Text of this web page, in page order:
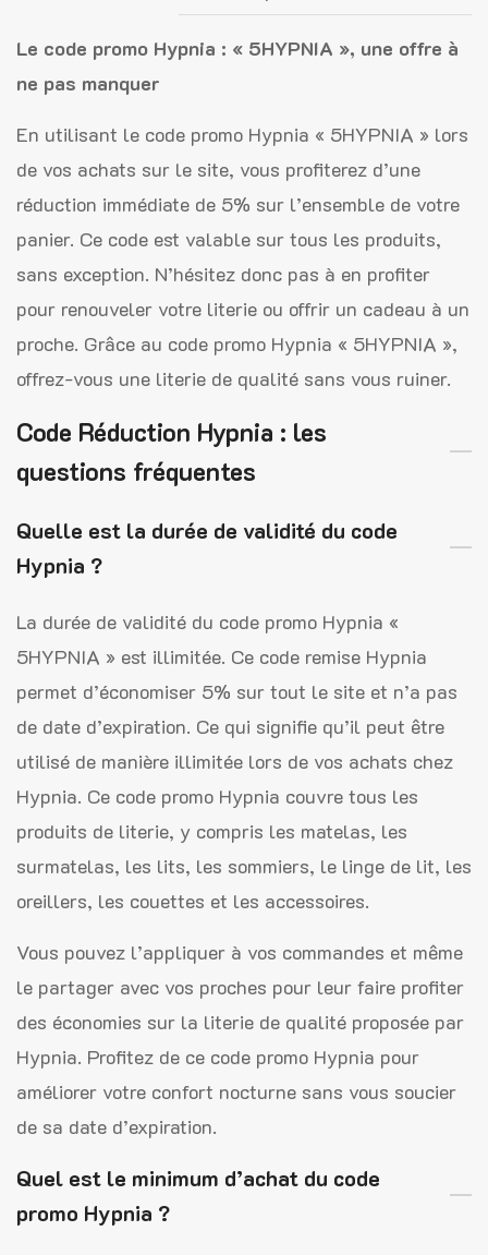
Le code promo Hypnia : « 5HYPNIA », une offre à
ne pas manquer
En utilisant le code promo Hypnia « 5HYPNIA » lors
de vos achats sur le site, vous profiterez d’une
réduction immédiate de 5% sur l’ensemble de votre
panier. Ce code est valable sur tous les produits,
sans exception. N’hésitez donc pas à en profiter
pour renouveler votre literie ou offrir un cadeau à un
proche. Grâce au code promo Hypnia « 5HYPNIA »,
offrez-vous une literie de qualité sans vous ruiner.
Code Réduction Hypnia : les
questions fréquentes
Quelle est la durée de validité du code
Hypnia ?
La durée de validité du code promo Hypnia «
5HYPNIA » est illimitée. Ce code remise Hypnia
permet d’économiser 5% sur tout le site et n’a pas
de date d’expiration. Ce qui signifie qu’il peut être
utilisé de manière illimitée lors de vos achats chez
Hypnia. Ce code promo Hypnia couvre tous les
produits de literie, y compris les matelas, les
surmatelas, les lits, les sommiers, le linge de lit, les
oreillers, les couettes et les accessoires.
Vous pouvez l’appliquer à vos commandes et même
le partager avec vos proches pour leur faire profiter
des économies sur la literie de qualité proposée par
Hypnia. Profitez de ce code promo Hypnia pour
améliorer votre confort nocturne sans vous soucier
de sa date d’expiration.
Quel est le minimum d’achat du code
promo Hypnia ?